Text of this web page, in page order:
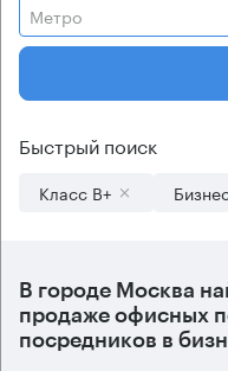
Метро
Быстрый поиск
Класс B+
В городе Москва
продаже офисных
посредников в